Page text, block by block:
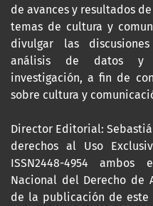
de avances y resultados
temas de cultura y
divulgar las
análisis de datos y
investigación, a fin de
sobre cultura y
Director Editorial:
derechos al Uso
ISSN2448-4954
Nacional del Derecho de
de la publicación de este